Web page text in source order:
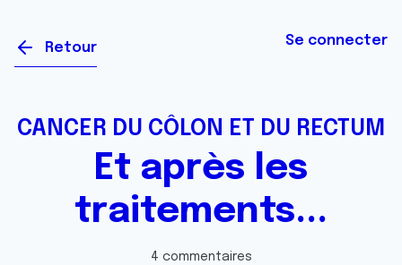
Retour Se connecter
CANCER DU CÔLON ET DU RECTUM
Et après les
traitements...
4 commentaires